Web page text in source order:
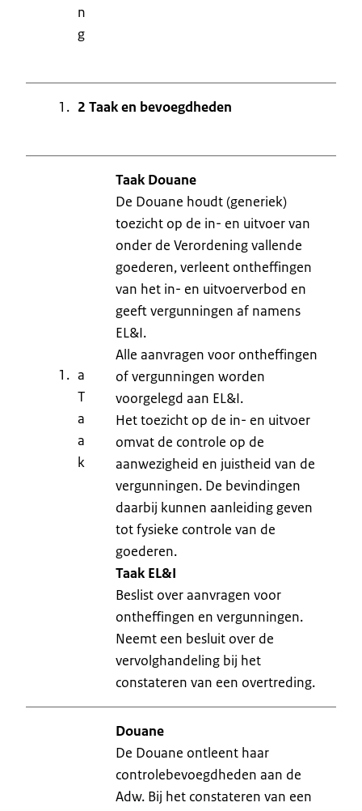
n
g
2 Taak en bevoegdheden
a
T
a
a
k
Taak Douane
De Douane houdt (generiek)
toezicht op de in- en uitvoer van
onder de Verordening vallende
goederen, verleent ontheffingen
van het in- en uitvoerverbod en
geeft vergunningen af namens
EL&I.
Alle aanvragen voor ontheffingen
of vergunningen worden
voorgelegd aan EL&I.
Het toezicht op de in- en uitvoer
omvat de controle op de
aanwezigheid en juistheid van de
vergunningen. De bevindingen
daarbij kunnen aanleiding geven
tot fysieke controle van de
goederen.
Taak EL&I
Beslist over aanvragen voor
ontheffingen en vergunningen.
Neemt een besluit over de
vervolghandeling bij het
constateren van een overtreding.
Douane
De Douane ontleent haar
controlebevoegdheden aan de
Adw. Bij het constateren van een